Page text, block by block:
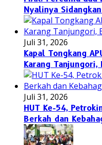
Nyalinya
Juli 31, 2026
Kapal Tongkang
Karang Tanjungori,
Juli 31, 2026
HUT Ke-54,
Berkah dan